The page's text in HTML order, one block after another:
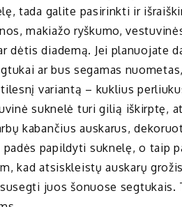
tada galite pasirinkti ir
makiažo ryškumo,
dėtis diademą. Jei planuojate
ar bus segamas
variantą – kuklius
suknelė turi gilią iškirptę,
kabančius auskarus,
papildyti suknelę, o taip
kad atsiskleistų auskarų
juos šonuose segtukais.